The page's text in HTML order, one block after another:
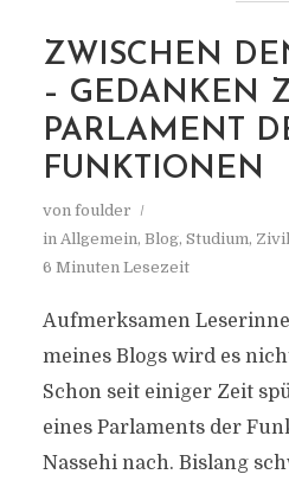
ZWISCHEN
– GEDANKEN
PARLAMENT
FUNKTIONEN
von foulder
in Allgemein, Blog, Studium,
6 Minuten Lesezeit
Aufmerksamen
meines Blogs wird es
Schon seit einiger Zeit
eines Parlaments der
Nassehi nach. Bislang